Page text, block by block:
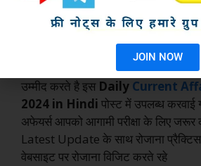
Join Whatsapp Group
उम्मीद करते है इस Daily Current
2024 in Hindi पोस्ट में उपलब्ध
अफेयर्स आपको आगामी परीक्षा के लिए जरूर
Latest Update के साथ रोजाना
वेबसाइट पर रोजाना विजिट करते रहे
JOIN NOW